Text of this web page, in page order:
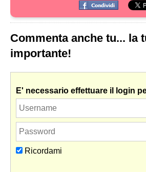
Commenta anche tu... la
importante!
E' necessario effettuare il login
Ricordami